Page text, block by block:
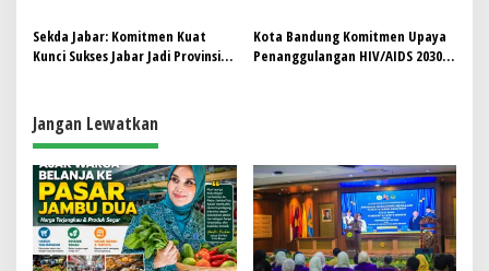
Mulyadi Bungkam
Rehabilitasi Ringan
Sekda Jabar: Komitmen Kuat
Kunci Sukses Jabar Jadi Provinsi
Kota Bandung Komitmen Upaya
Penanggulangan HIV/AIDS 2030
Jangan Lewatkan